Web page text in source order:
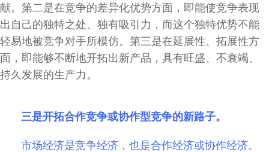
献。第二是在竞争的差异化优势方面，即能使竞争表现
出自己的独特之处、独有吸引力，而这个独特优势不能
轻易地被竞争对手所模仿。第三是在延展性、拓展性方
面，即能够不断地开拓出新产品，具有旺盛、不衰竭、
持久发展的生产力。
三是开拓合作竞争或协作型竞争的新路子。
市场经济是竞争经济，也是合作经济或协作经济。